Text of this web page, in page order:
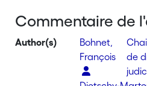
Commentaire de
Author(s)
Bohnet,
François
de